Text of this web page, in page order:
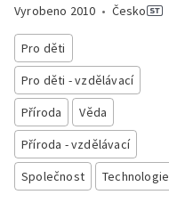
Vyrobeno 2010 • Česko
Pro děti
Pro děti - vzdělávací
Příroda
Věda
Příroda - vzdělávací
Společnost
Technologie